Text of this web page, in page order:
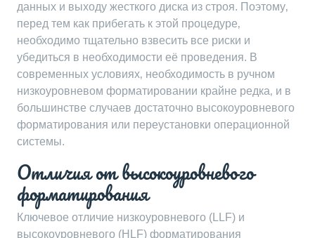
данных и выходу жесткого диска из строя. Поэтому‚
перед тем как прибегать к этой процедуре‚
необходимо тщательно взвесить все риски и
убедиться в необходимости её проведения. В
современных условиях‚ необходимость в ручном
низкоуровневом форматировании крайне редка‚ и в
большинстве случаев достаточно высокоуровневого
форматирования или переустановки операционной
системы.
Отличия от высокоуровневого
форматирования
Ключевое отличие низкоуровневого (LLF) и
высокоуровневого (HLF) форматирования